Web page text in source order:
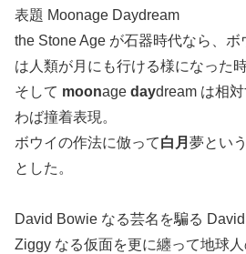
表題 Moonage Daydream
the Stone Age が石器時代なら、
は人類が月にも行ける様になった
そして moonage daydream は相対
わば撞着表現。
ボウイの作法に倣って白月 夢とい
とした。
David Bowie なる芸名を騙る
Ziggy なる仮面を更に纏って地球人